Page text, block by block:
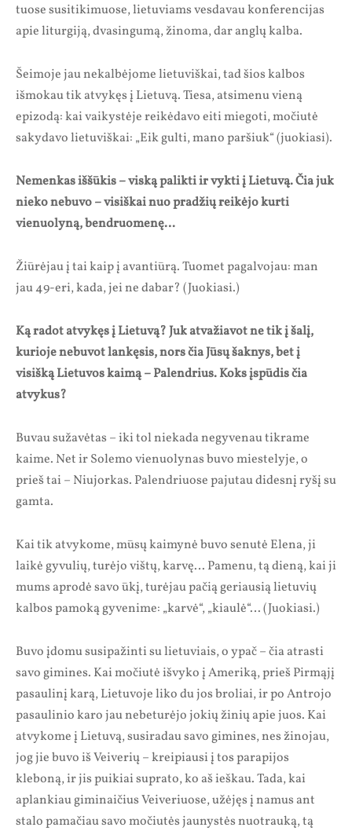
tuose susitikimuose, lietuviams vesdavau konferencijas
apie liturgiją, dvasingumą, žinoma, dar anglų kalba.
Šeimoje jau nekalbėjome lietuviškai, tad šios kalbos
išmokau tik atvykęs į Lietuvą. Tiesa, atsimenu vieną
epizodą: kai vaikystėje reikėdavo eiti miegoti, močiutė
sakydavo lietuviškai: „Eik gulti, mano paršiuk“ (juokiasi).
Nemenkas iššūkis – viską palikti ir vykti į Lietuvą. Čia juk
nieko nebuvo – visiškai nuo pradžių reikėjo kurti
vienuolyną, bendruomenę…
Žiūrėjau į tai kaip į avantiūrą. Tuomet pagalvojau: man
jau 49-eri, kada, jei ne dabar? (Juokiasi.)
Ką radot atvykęs į Lietuvą? Juk atvažiavot ne tik į šalį,
kurioje nebuvot lankęsis, nors čia Jūsų šaknys, bet į
visišką Lietuvos kaimą – Palendrius. Koks įspūdis čia
atvykus?
Buvau sužavėtas – iki tol niekada negyvenau tikrame
kaime. Net ir Solemo vienuolynas buvo miestelyje, o
prieš tai – Niujorkas. Palendriuose pajutau didesnį ryšį su
gamta.
Kai tik atvykome, mūsų kaimynė buvo senutė Elena, ji
laikė gyvulių, turėjo vištų, karvę… Pamenu, tą dieną, kai ji
mums aprodė savo ūkį, turėjau pačią geriausią lietuvių
kalbos pamoką gyvenime: „karvė“, „kiaulė“… (Juokiasi.)
Buvo įdomu susipažinti su lietuviais, o ypač – čia atrasti
savo gimines. Kai močiutė išvyko į Ameriką, prieš Pirmąjį
pasaulinį karą, Lietuvoje liko du jos broliai, ir po Antrojo
pasaulinio karo jau nebeturėjo jokių žinių apie juos. Kai
atvykome į Lietuvą, susiradau savo gimines, nes žinojau,
jog jie buvo iš Veiverių – kreipiausi į tos parapijos
kleboną, ir jis puikiai suprato, ko aš ieškau. Tada, kai
aplankiau giminaičius Veiveriuose, užėjęs į namus ant
stalo pamačiau savo močiutės jaunystės nuotrauką, tą